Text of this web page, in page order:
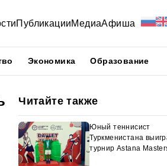
ПубликацииМедиаАфиша
Экономика Образование
Читайте также
Юный теннисист
Туркменистана
турнир Astana